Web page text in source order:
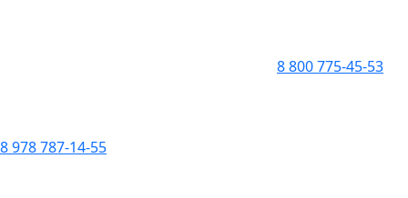
8 800 775-45-53
8 978 787-14-55